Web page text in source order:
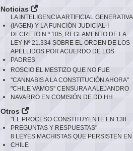
Noticias
LA INTELIGENCIA ARTIFICIAL GENERATIVA
(IAGEN) Y LA FUNCIÓN JUDICIAL-I
DECRETO N.º 105, REGLAMENTO DE LA
LEY Nº 21.334 SOBRE EL ORDEN DE LOS
APELLIDOS POR ACUERDO DE LOS
PADRES
ROSCIO EL MESTIZO QUE NO FUE
"CANNABIS A LA CONSTITUCIÓN AHORA"
"CHILE VAMOS" CENSURA A ALEJANDRO
NAVARRO EN COMISIÓN DE DD.HH
Otros
"EL PROCESO CONSTITUYENTE EN 138
PREGUNTAS Y RESPUESTAS"
8 LEYES MACHISTAS QUE PERSISTEN EN
CHILE